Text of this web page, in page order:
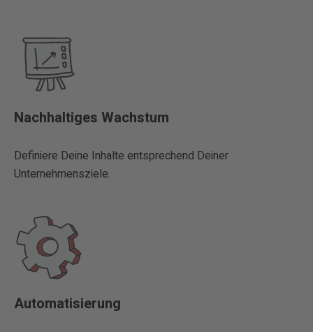
Nachhaltiges Wachstum
Definiere Deine Inhalte entsprechend Deiner
Unternehmensziele.
Automatisierung